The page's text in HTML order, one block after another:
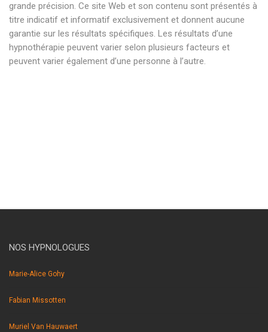
grande précision. Ce site Web et son contenu sont présentés à
titre indicatif et informatif exclusivement et donnent aucune
garantie sur les résultats spécifiques. Les résultats d’une
hypnothérapie peuvent varier selon plusieurs facteurs et
peuvent varier également d’une personne à l’autre.
NOS HYPNOLOGUES
Marie-Alice Gohy
Fabian Missotten
Muriel Van Hauwaert